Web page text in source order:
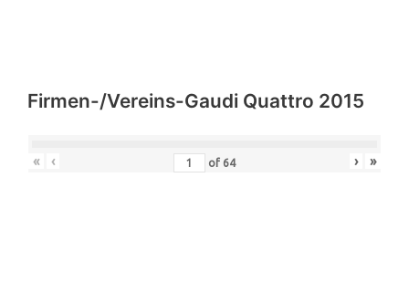
Firmen-/Vereins-Gaudi Quattro 2015
« ‹ of 64 › »